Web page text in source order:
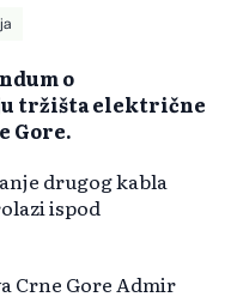
o
tržišta električne
Gore.
drugog kabla
ispod
Crne Gore Admir